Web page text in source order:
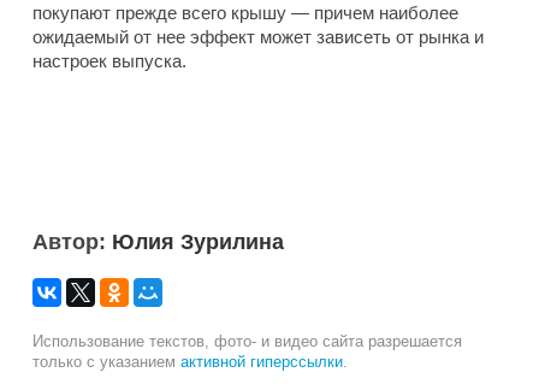
покупают прежде всего крышу — причем наиболее
ожидаемый от нее эффект может зависеть от рынка и
настроек выпуска.
Автор: Юлия Зурилина
Использование текстов, фото- и видео сайта разрешается
только с указанием активной гиперссылки